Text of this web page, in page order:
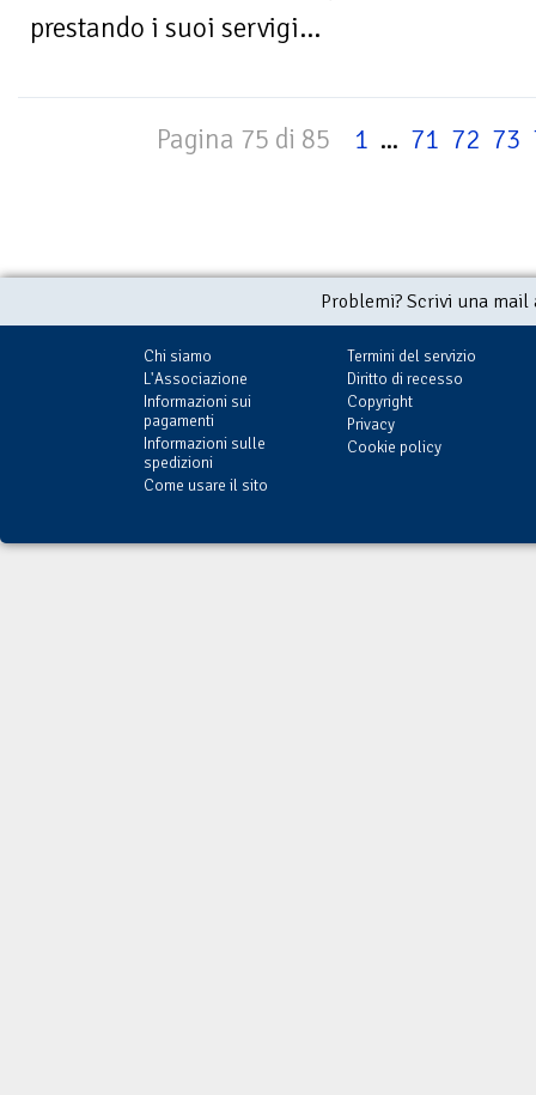
prestando i suoi servigi...
Pagina 75 di 85 1 ... 71 72 73
Problemi? Scrivi una
Chi siamo
L'Associazione
Informazioni sui
pagamenti
Informazioni sulle
spedizioni
Come usare il sito
Termini del servizio
Diritto di recesso
Copyright
Privacy
Cookie policy